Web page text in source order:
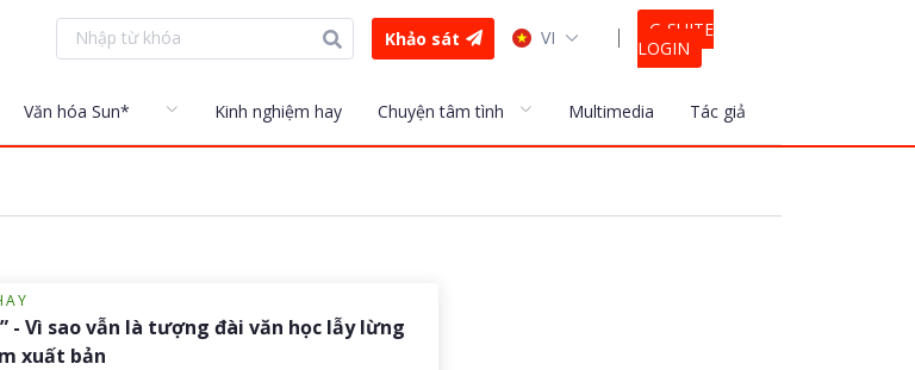
Khảo sát VI
G-SUITE
LOGIN
Văn hóa Sun* Kinh nghiệm hay Chuyện tâm tình Multimedia Tác giả
- Vì sao vẫn là tượng đài văn học lẫy lừng
xuất bản